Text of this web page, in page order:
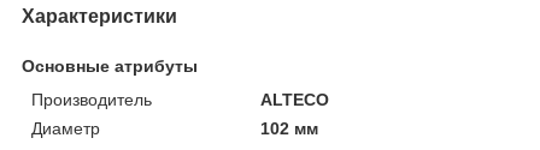
Характеристики
Основные атрибуты
Производитель
ALTECO
Диаметр
102 мм